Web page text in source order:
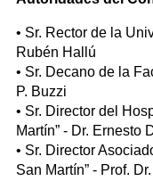
• Sr. Rector de la
Rubén Hallú
• Sr. Decano de la
P. Buzzi
• Sr. Director del
Martín” - Dr. Ernesto
• Sr. Director
San Martín” - Prof.